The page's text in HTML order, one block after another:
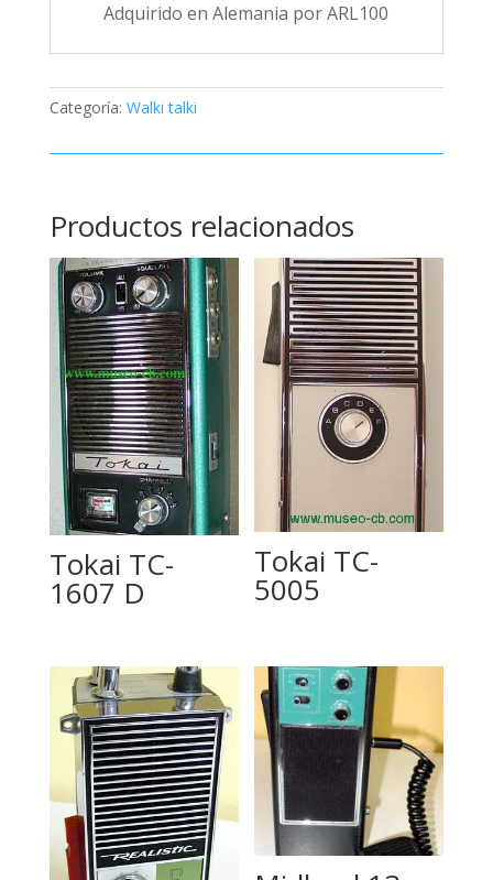
Adquirido en Alemania por ARL100
Categoría: Walki talki
Productos relacionados
Tokai TC-
1607 D
Tokai TC-
5005